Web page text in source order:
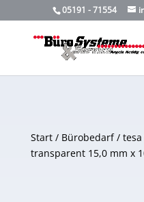
05191 - 71554
Start/ Bürobedarf/ tesa
transparent 15,0 mm x